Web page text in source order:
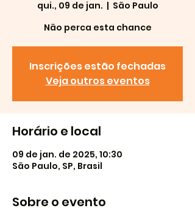
qui., 09 de jan.
  |
São Paulo
Não perca esta chance
Inscrições estão fechadas
Veja outros eventos
Horário e local
09 de jan. de 2025, 10:30
São Paulo, SP, Brasil
Sobre o evento